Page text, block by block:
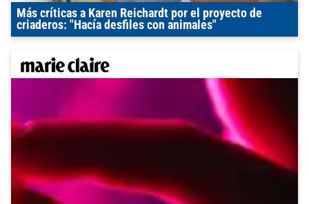
Más críticas a Karen Reichardt por el proyecto de
criaderos: "Hacía desfiles con animales"